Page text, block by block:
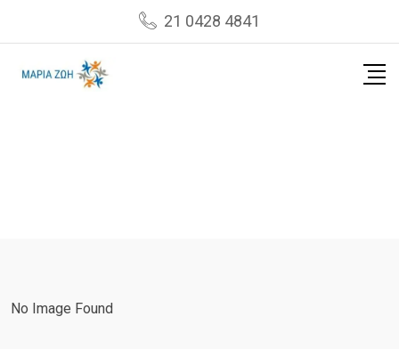
21 0428 4841
No Image Found